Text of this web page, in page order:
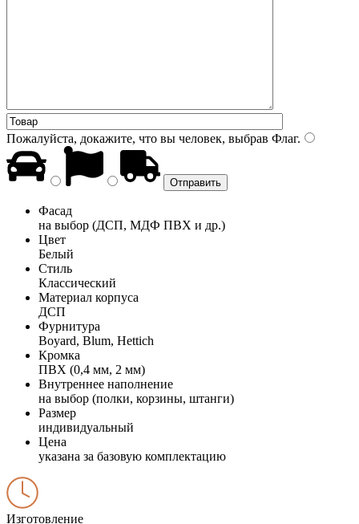
Пожалуйста, докажите, что вы человек, выбрав Флаг.
Фасад
на выбор (ДСП, МДФ ПВХ и др.)
Цвет
Белый
Стиль
Классический
Материал корпуса
ДСП
Фурнитура
Boyard, Blum, Hettich
Кромка
ПВХ (0,4 мм, 2 мм)
Внутреннее наполнение
на выбор (полки, корзины, штанги)
Размер
индивидуальный
Цена
указана за базовую комплектацию
Изготовление